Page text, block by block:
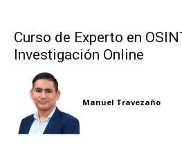
Curso de Experto en
Investigación Online
Manuel Travezaño